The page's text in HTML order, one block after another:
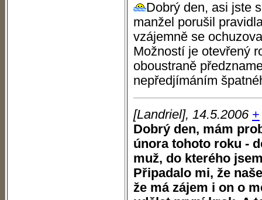
Dobrý den, asi jste
manžel porušil
vzájemně se
Možností je otevřený
oboustraně
nepředjímáním
[Landriel], 14.5.2006 +
Dobrý den, mám
února tohoto roku -
muž, do kterého
Připadalo mi, že
že má zájem i on o